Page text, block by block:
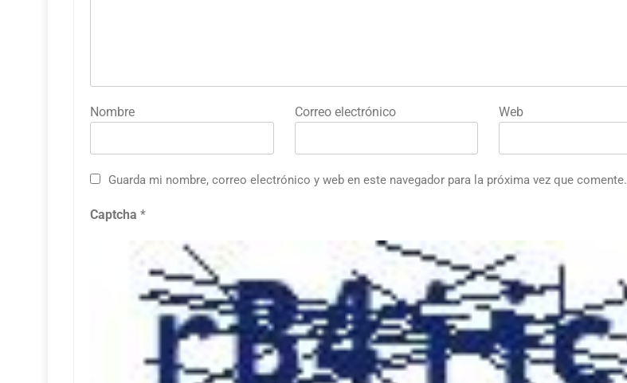
Nombre Correo electrónico Web
Guarda mi nombre, correo electrónico y web en este navegador para la próxima vez que comente.
Captcha *